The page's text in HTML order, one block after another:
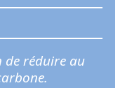
de réduire au